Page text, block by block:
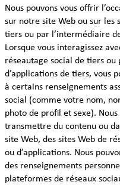
Nous pouvons vous offrir
sur notre site Web ou sur les
tiers ou par l’intermédiaire
Lorsque vous interagissez
réseautage social de tiers
d’applications de tiers, vous
à certains renseignements
social (comme votre nom,
photo de profil et sexe).
transmettre du contenu ou
site Web, des sites Web de
ou d’applications. Nous
des renseignements
plateformes de réseaux